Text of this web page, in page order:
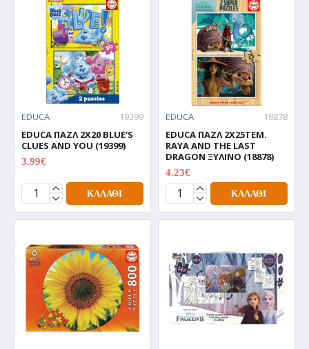
EDUCA
19399
EDUCA ΠΑΖΛ 2X20 BLUE'S
CLUES AND YOU (19399)
3.99€
ΚΑΛΆΘΙ
EDUCA
18878
EDUCA ΠΑΖΛ 2Χ25ΤΕΜ.
RAYA AND THE LAST
DRAGON ΞΥΛΙΝΟ (18878)
4.23€
ΚΑΛΆΘΙ